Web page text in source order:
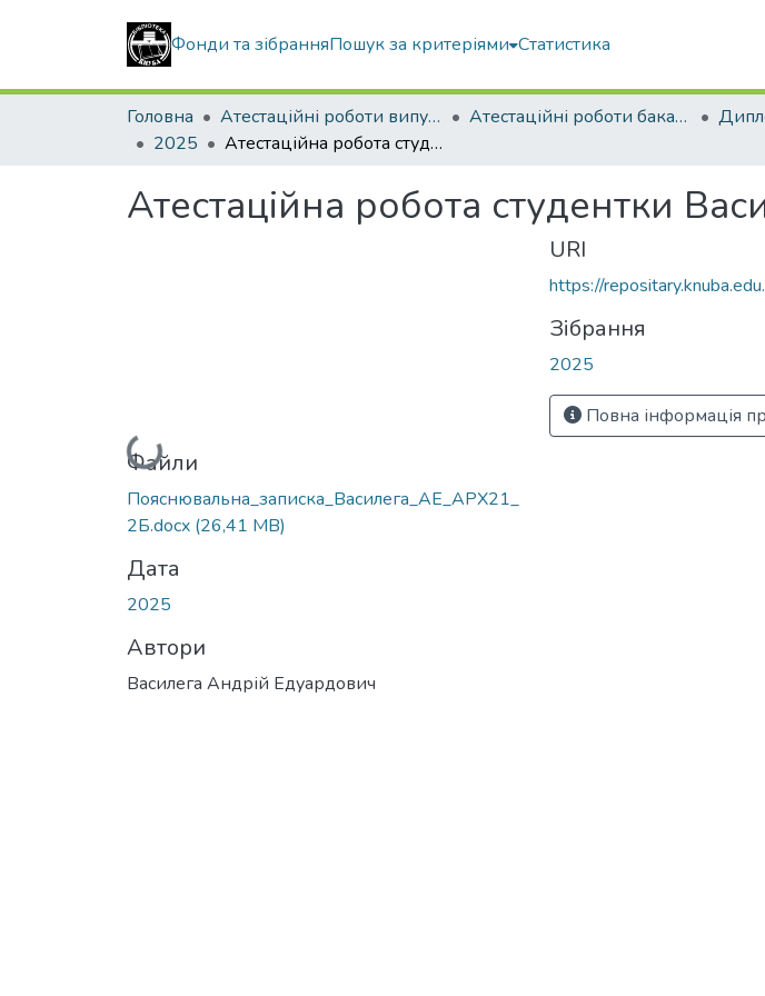
Фонди та зібранняПошук за критеріями Статистика
Головна Атестаційні роботи випускників Атестаційні роботи бакалаврів
2025
Атестаційна робота студентки Василеги Андрія Едуардовича
Атестаційна робота студентки
Вантажиться...
Файли
Пояснювальна_записка_Василега_АЕ_АРХ21_
2Б.docx (26,41 MB)
Дата
2025
Автори
Василега Андрій Едуардович
URI
https://
Зібрання
2025
Повна інформація